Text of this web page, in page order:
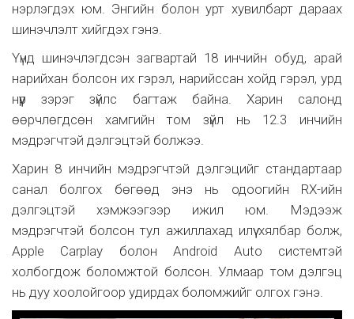
нэрлэгдэх юм. Энгийн болон урт хувилбарт дараах
шинэчлэлт хийгдэх гэнэ.
Үүнд шинэчлэгдсэн загвартай 18 инчийн обуд, арай
нарийхан болсон их гэрэл, нарийссан хойд гэрэл, урд
нүүр зэрэг зүйлс багтаж байна. Харин салонд
өөрчлөгдсөн хамгийн том зүйл нь 12.3 инчийн
мэдрэгчтэй дэлгэцтэй болжээ.
Харин 8 инчийн мэдрэгчтэй дэлгэцийг стандартаар
санал болгох бөгөөд энэ нь одоогийн RX-ийн
дэлгэцтэй хэмжээгээр ижил юм. Мэдээж
мэдрэгчтэй болсон тул ажиллахад илүү хялбар болж,
Apple Carplay болон Android Auto системтэй
холбогдож боломжтой болсон. Улмаар том дэлгэц
нь дуу хоолойгоор удирдах боломжийг олгох гэнэ.